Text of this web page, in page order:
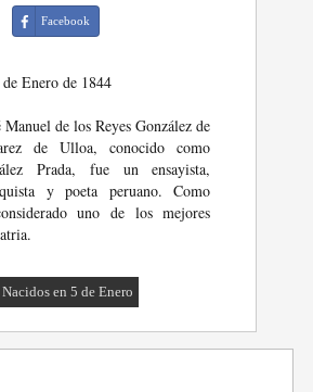
Facebook
Enero de 1844
Manuel de los Reyes González de
de Ulloa, conocido como
Prada, fue un ensayista,
y poeta peruano. Como
uno de los mejores
Nacidos en 5 de Enero